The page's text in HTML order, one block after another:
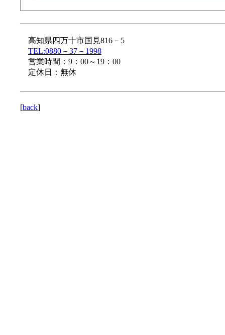
高知県四万十市国見816－5
TEL:0880－37－1998
営業時間：9：00～19：00
定休日：無休
[back]